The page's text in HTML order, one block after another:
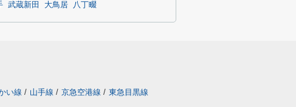
武蔵新田 大鳥居 八丁畷
い線 / 山手線 / 京急空港線 / 東急目黒線